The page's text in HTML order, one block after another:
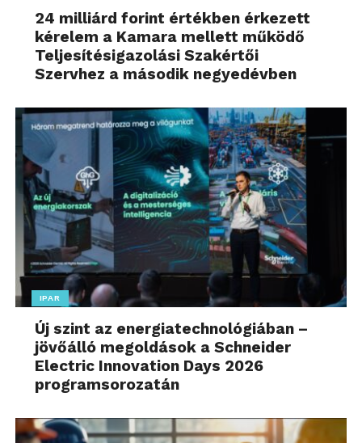
24 milliárd forint értékben érkezett
kérelem a Kamara mellett működő
Teljesítésigazolási Szakértői
Szervhez a második negyedévben
IPAR
Új szint az energiatechnológiában –
jövőálló megoldások a Schneider
Electric Innovation Days 2026
programsorozatán